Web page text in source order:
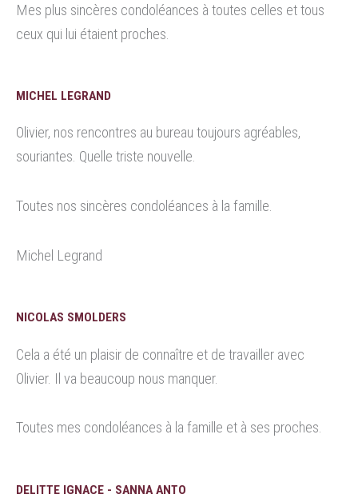
Mes plus sincères condoléances à toutes celles et tous
ceux qui lui étaient proches.
MICHEL LEGRAND
Olivier, nos rencontres au bureau toujours agréables,
souriantes. Quelle triste nouvelle.
Toutes nos sincères condoléances à la famille.
Michel Legrand
NICOLAS SMOLDERS
Cela a été un plaisir de connaître et de travailler avec
Olivier. Il va beaucoup nous manquer.
Toutes mes condoléances à la famille et à ses proches.
DELITTE IGNACE - SANNA ANTO